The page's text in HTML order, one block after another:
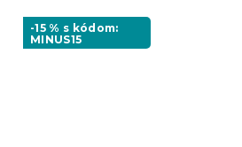
-15 % s kódom:
MINUS15